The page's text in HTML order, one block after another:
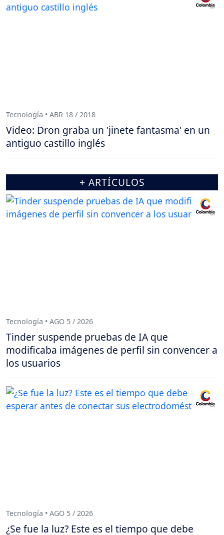
Tecnología • ABR 18 / 2018
Video: Dron graba un 'jinete fantasma' en un
antiguo castillo inglés
+ ARTÍCULOS
Tecnología • AGO 5 / 2026
Tinder suspende pruebas de IA que
modificaba imágenes de perfil sin convencer a
los usuarios
Tecnología • AGO 5 / 2026
¿Se fue la luz? Este es el tiempo que debe